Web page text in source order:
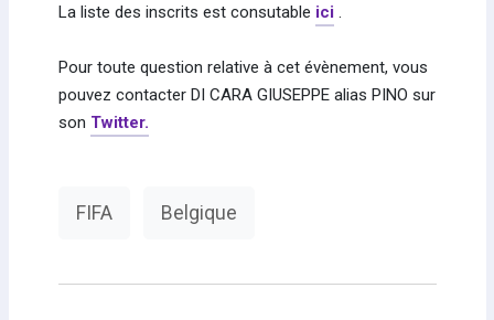
La liste des inscrits est consutable ici.
Pour toute question relative à cet évènement, vous
pouvez contacter DI CARA GIUSEPPE alias PINO sur
son Twitter.
FIFA Belgique